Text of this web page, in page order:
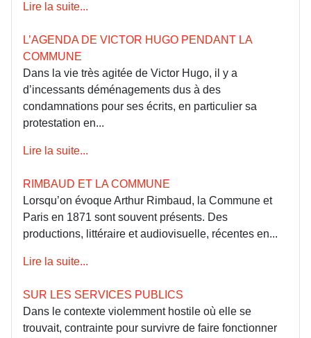
Lire la suite...
L’AGENDA DE VICTOR HUGO PENDANT LA
COMMUNE
Dans la vie très agitée de Victor Hugo, il y a
d’incessants déménagements dus à des
condamnations pour ses écrits, en particulier sa
protestation en...
Lire la suite...
RIMBAUD ET LA COMMUNE
Lorsqu’on évoque Arthur Rimbaud, la Commune et
Paris en 1871 sont souvent présents. Des
productions, littéraire et audiovisuelle, récentes en...
Lire la suite...
SUR LES SERVICES PUBLICS
Dans le contexte violemment hostile où elle se
trouvait, contrainte pour survivre de faire fonctionner